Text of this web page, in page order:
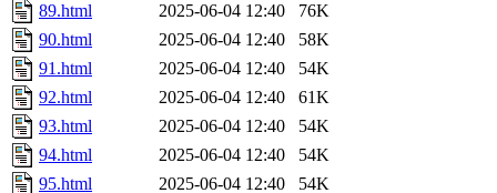
89.html
2025-06-04 12:40
76K
90.html
2025-06-04 12:40
58K
91.html
2025-06-04 12:40
54K
92.html
2025-06-04 12:40
61K
93.html
2025-06-04 12:40
54K
94.html
2025-06-04 12:40
54K
95.html
2025-06-04 12:40
54K